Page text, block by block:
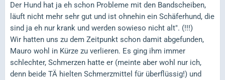
Der Hund hat ja eh schon Probleme mit den Bandscheiben,
läuft nicht mehr sehr gut und ist ohnehin ein Schäferhund, die
sind ja eh nur krank und werden sowieso nicht alt". (!!!)
Wir hatten uns zu dem Zeitpunkt schon damit abgefunden,
Mauro wohl in Kürze zu verlieren. Es ging ihm immer
schlechter, Schmerzen hatte er (meinte aber wohl nur ich,
denn beide TÄ hielten Schmerzmittel für überflüssig!) und